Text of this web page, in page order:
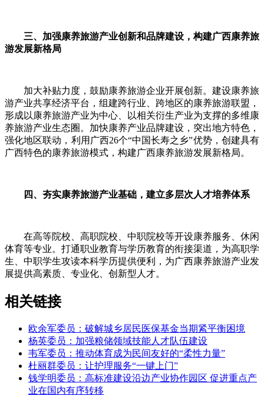
三、加强康养旅游产业创新和品牌建设，构建广西康养旅
游发展新格局
加大补贴力度，鼓励康养旅游企业开展创新。建设康养旅
游产业共享经济平台，组建跨行业、跨地区的康养旅游联盟，
形成以康养旅游产业为中心、以相关衍生产业为支撑的多维康
养旅游产业生态圈。加快康养产业品牌建设，突出地方特色，
强化地区联动，利用广西26个“中国长寿之乡”优势，创建具有
广西特色的康养旅游模式，构建广西康养旅游发展新格局。
四、夯实康养旅游产业基础，建立多层次人才培养体系
在高等院校、高职院校、中职院校等开设康养服务、休闲
体育等专业。打通职业教育与学历教育的衔接渠道，为高职学
生、中职学生攻读本科学历提供便利，为广西康养旅游产业发
展提供高素质、专业化、创新型人才。
相关链接
欧余军委员：破解城乡居民医保基金当期紧平衡困境
杨英委员：加强粮储领域技能人才队伍建设
韦军委员：推动体育成为民间友好的“柔性力量”
杜丽群委员：让护理服务“一键上门”
钱学明委员：高标准建设沿边产业协作园区 促进重点产
业在国内有序转移